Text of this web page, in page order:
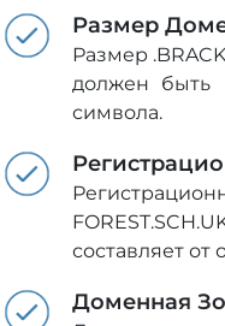
Размер
Размер
должен
символа.
составляет от
Доменная